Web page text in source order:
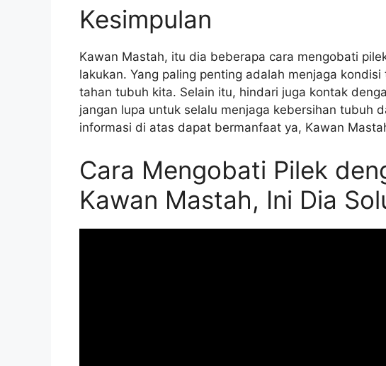
Kesimpulan
Kawan Mastah, itu dia beberapa cara mengobati
lakukan. Yang paling penting adalah menjaga
tahan tubuh kita. Selain itu, hindari juga kontak
jangan lupa untuk selalu menjaga kebersihan tubuh
informasi di atas dapat bermanfaat ya, Kawan
Cara Mengobati Pilek
Kawan Mastah, Ini Dia